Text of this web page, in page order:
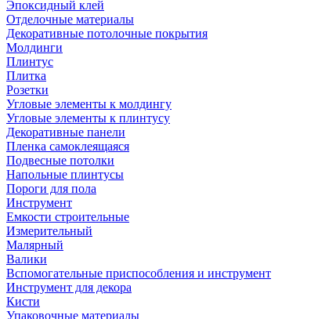
Эпоксидный клей
Отделочные материалы
Декоративные потолочные покрытия
Молдинги
Плинтус
Плитка
Розетки
Угловые элементы к молдингу
Угловые элементы к плинтусу
Декоративные панели
Пленка самоклеящаяся
Подвесные потолки
Напольные плинтусы
Пороги для пола
Инструмент
Емкости строительные
Измерительный
Малярный
Валики
Вспомогательные приспособления и инструмент
Инструмент для декора
Кисти
Упаковочные материалы